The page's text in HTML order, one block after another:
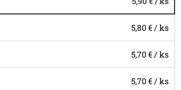
5,80 €/ ks
5,70 €/ ks
5,70 €/ ks